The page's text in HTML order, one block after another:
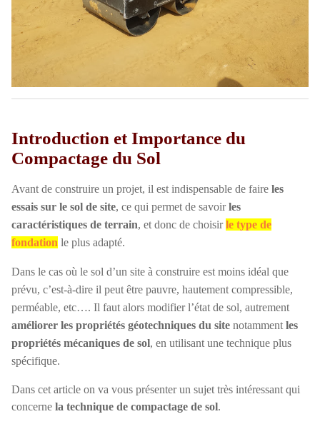
Introduction et Importance du
Compactage du Sol
Avant de construire un projet, il est indispensable de faire les
essais sur le sol de site, ce qui permet de savoirles
caractéristiques de terrain, et donc de choisirle type de
fondation le plus adapté.
Dans le cas où le sol d’un site à construire est moins idéal que
prévu, c’est-à-dire il peut être pauvre, hautement compressible,
perméable, etc…. Il faut alors modifier l’état de sol, autrement
améliorer les propriétés géotechniques du site notamment les
propriétés mécaniques de sol, en utilisant une technique plus
spécifique.
Dans cet article on va vous présenter un sujet très intéressant qui
concerne la technique de compactage de sol.